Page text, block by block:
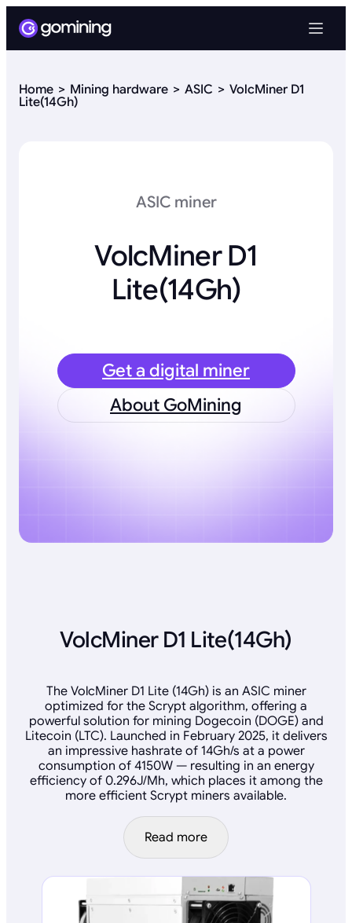
Home Mining hardware ASIC
VolcMiner D1
Lite(14Gh)
ASIC miner
VolcMiner D1
Lite(14Gh)
Get a digital miner
About GoMining
VolcMiner D1 Lite(14Gh)
The VolcMiner D1 Lite (14Gh) is an ASIC miner
optimized for the Scrypt algorithm, offering a
powerful solution for mining Dogecoin (DOGE) and
Litecoin (LTC). Launched in February 2025, it delivers
an impressive hashrate of 14Gh/s at a power
consumption of 4150W — resulting in an energy
efficiency of 0.296J/Mh, which places it among the
more efficient Scrypt miners available.
Read more